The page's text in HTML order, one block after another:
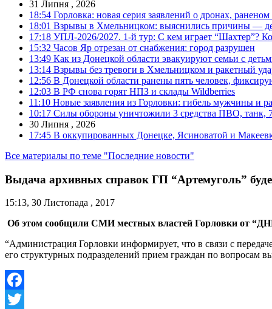
31 Липня , 2026
18:54 Горловка: новая серия заявлений о дронах,
18:01 Взрывы в Хмельницком: выяснились причины —
17:18 УПЛ-2026/2027. 1-й тур: С кем играет “Шахтер”?
15:32 Часов Яр отрезан от снабжения: город разрушен
13:49 Как из Донецкой области эвакуируют семьи с
13:14 Взрывы без тревоги в Хмельницком и ракетный
12:56 В Донецкой области ранены пять человек,
12:03 В РФ снова горят НПЗ и склады Wildberries
11:10 Новые заявления из Горловки: гибель мужчины и
10:17 Силы обороны уничтожили 3 средства ПВО, танк,
30 Липня , 2026
17:45 В оккупированных Донецке, Ясиноватой и
Все материалы по теме "Последние новости"
Выдача архивных справок ГП “Артемуголь”
15:13, 30 Листопада , 2017
Об этом сообщили СМИ местных властей Горловки от
“Администрация Горловки информирует, что в связи с
его структурных подразделений прием граждан по вопросам
Facebook